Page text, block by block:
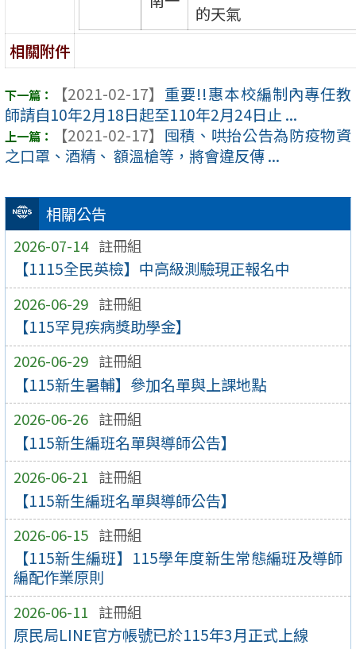
相關公告
2026-07-14 註冊組
【1115全民英檢】中高級測驗現正報名中
2026-06-29 註冊組
【115罕見疾病獎助學金】
2026-06-29 註冊組
【115新生暑輔】參加名單與上課地點
2026-06-26 註冊組
【115新生編班名單與導師公告】
2026-06-21 註冊組
【115新生編班名單與導師公告】
2026-06-15 註冊組
【115新生編班】115學年度新生常態編班及導師
編配作業原則
2026-06-11 註冊組
原民局LINE官方帳號已於115年3月正式上線
的天氣
相關附件
【2021-02-17】 重要!!惠本校編制內專任教
師請自10年2月18日起至110年2月24日止 ...
【2021-02-17】 囤積、哄抬公告為防疫物資
之口罩、酒精、 額溫槍等，將會違反傳 ...